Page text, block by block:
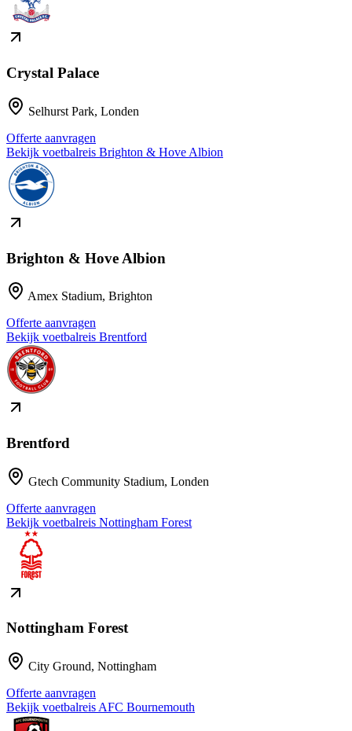
Crystal Palace
Selhurst Park, Londen
Offerte aanvragen
Bekijk voetbalreis Brighton & Hove Albion
Brighton & Hove Albion
Amex Stadium, Brighton
Offerte aanvragen
Bekijk voetbalreis Brentford
Brentford
Gtech Community Stadium, Londen
Offerte aanvragen
Bekijk voetbalreis Nottingham Forest
Nottingham Forest
City Ground, Nottingham
Offerte aanvragen
Bekijk voetbalreis AFC Bournemouth